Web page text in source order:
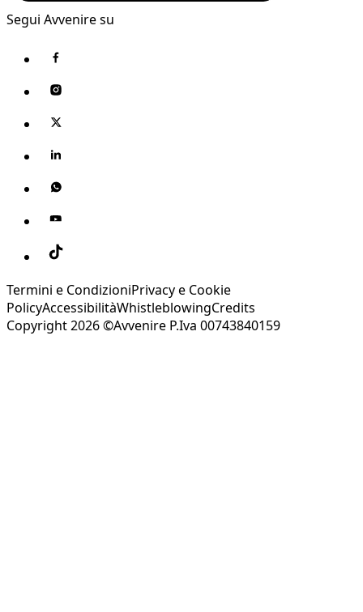
Segui Avvenire su
Termini e CondizioniPrivacy e Cookie
PolicyAccessibilitàWhistleblowingCredits
Copyright 2026 ©Avvenire P.Iva 00743840159